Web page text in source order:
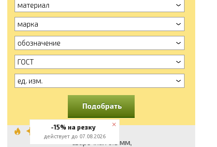
материал
марка
обозначение
ГОСТ
ед. изм.
Подобрать
Проволока
сварочная 0.8 мм,
-15% на резку
действует до 07.08.2026